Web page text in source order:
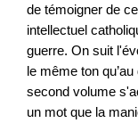
de témoigner de
intellectuel
guerre. On suit
le même ton
second volume
un mot que la